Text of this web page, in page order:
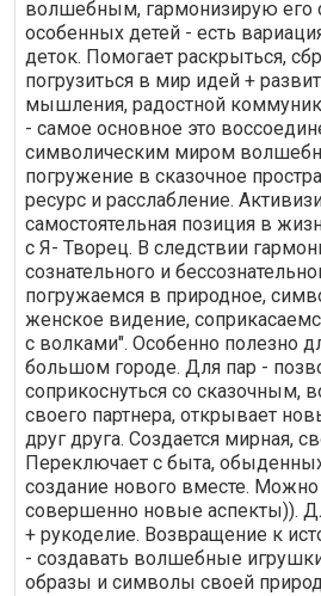
волшебным, гармонизирую его
особенных детей - есть
деток. Помогает раскрыться,
погрузиться в мир идей +
мышления, радостной
- самое основное это
символическим миром
погружение в сказочное
ресурс и расслабление.
самостоятельная позиция в
с Я- Творец. В следствии
сознательного и
погружаемся в природное,
женское видение,
с волками". Особенно полезно
большом городе. Для пар -
соприкоснуться со
своего партнера, открывает
друг друга. Создается мирная,
Переключает с быта,
создание нового вместе. Можно
совершенно новые аспекты)).
+ рукоделие. Возвращение к
- создавать волшебные
образы и символы своей